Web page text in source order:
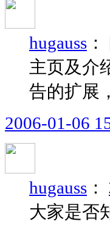
hugauss ：
主页及介
告的扩展
2006-01-06
hugauss ：
大家是否